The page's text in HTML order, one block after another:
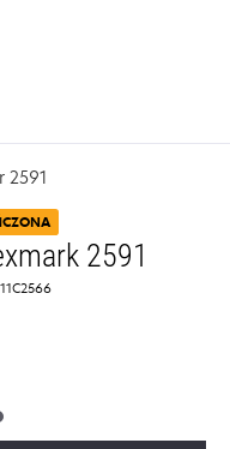
2591
2591